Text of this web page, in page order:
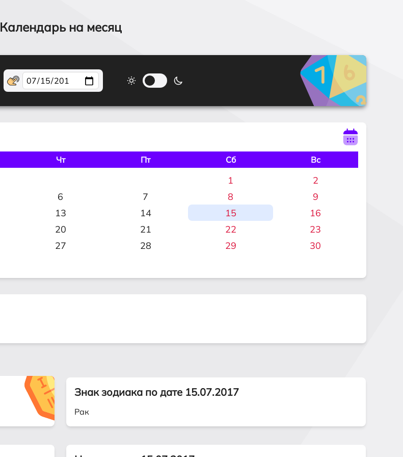
Календарь на месяц
Чт Пт Сб Вс
1
2
6 7 8
9
13 14 15
16
20 21 22
23
27 28 29
30
Знак зодиака по дате 15.07.2017
Рак